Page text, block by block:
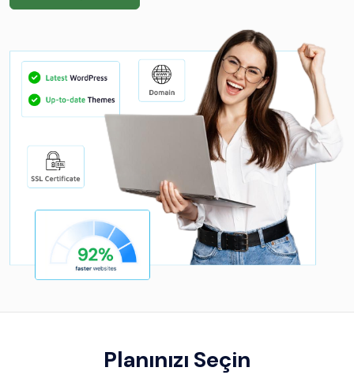
Planınızı Seçin